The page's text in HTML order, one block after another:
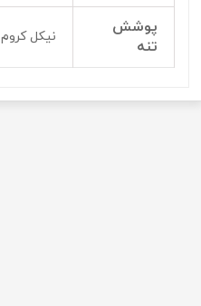
پوشش
تنه
نیکل کروم